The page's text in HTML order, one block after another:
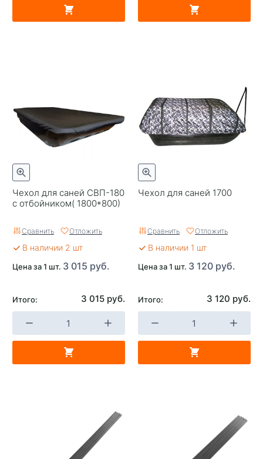
Чехол для саней СВП-180
с отбойником( 1800*800)
Сравнить Отложить
В наличии 2 шт
Цена за 1 шт. 3 015 руб.
Итого: 3 015 руб.
Чехол для саней 1700
Сравнить Отложить
В наличии 1 шт
Цена за 1 шт. 3 120 руб.
Итого: 3 120 руб.